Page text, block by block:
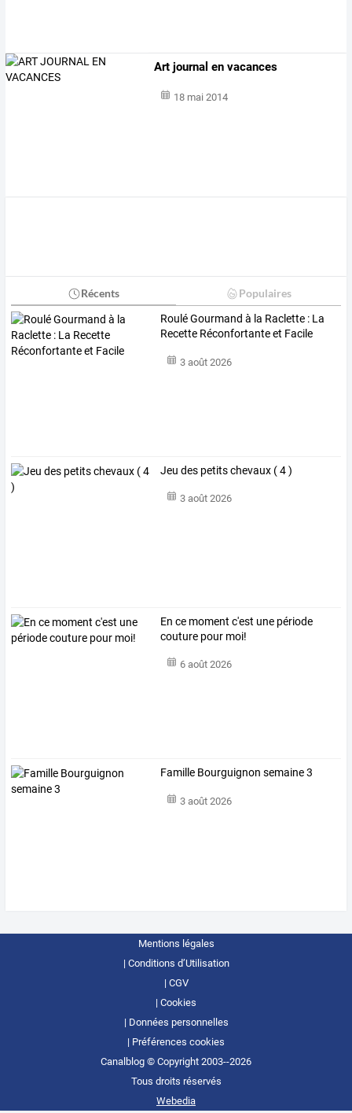
Art journal en vacances
18 mai 2014
Récents Populaires
Roulé Gourmand à la Raclette : La
Recette Réconfortante et Facile
3 août 2026
Jeu des petits chevaux ( 4 )
3 août 2026
En ce moment c'est une période
couture pour moi!
6 août 2026
Famille Bourguignon semaine 3
3 août 2026
Mentions légales
Conditions d’Utilisation
CGV
Cookies
Données personnelles
Préférences cookies
Canalblog © Copyright 2003--2026
Tous droits réservés
Webedia